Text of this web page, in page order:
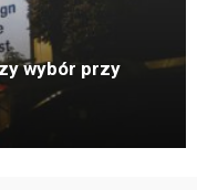
wybór przy